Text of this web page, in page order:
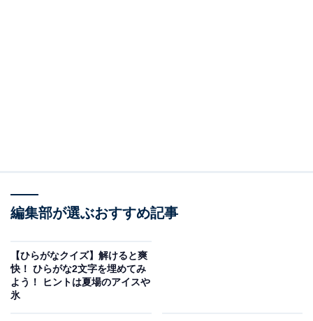
き□□くがく
って加熱した香ばしい食べ物。そして、医薬品の開発や
効果などの土台を研究する分野を思い浮かべてみてくだ
さい。
編集部が選ぶおすすめ記事
【ひらがなクイズ】解けると爽
快！ ひらがな2文字を埋めてみ
よう！ ヒントは夏場のアイスや
氷